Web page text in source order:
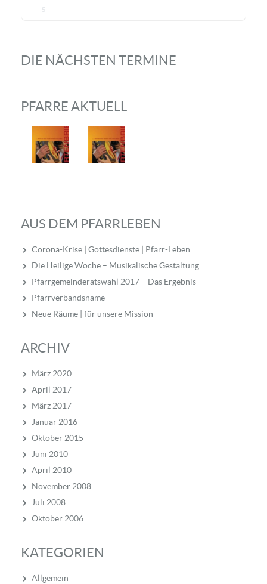
5
DIE NÄCHSTEN TERMINE
PFARRE AKTUELL
AUS DEM PFARRLEBEN
Corona-Krise | Gottesdienste | Pfarr-Leben
Die Heilige Woche – Musikalische Gestaltung
Pfarrgemeinderatswahl 2017 – Das Ergebnis
Pfarrverbandsname
Neue Räume | für unsere Mission
ARCHIV
März 2020
April 2017
März 2017
Januar 2016
Oktober 2015
Juni 2010
April 2010
November 2008
Juli 2008
Oktober 2006
KATEGORIEN
Allgemein